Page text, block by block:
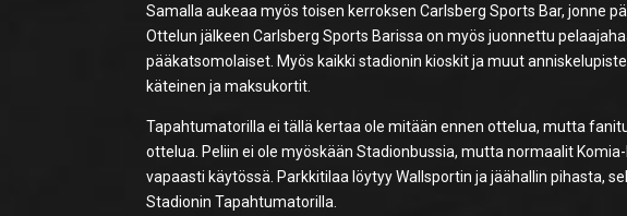
Samalla aukeaa myös toisen kerroksen Carlsberg Sports Bar, jonne
Ottelun jälkeen Carlsberg Sports Barissa on myös juonnettu
pääkatsomolaiset. Myös kaikki stadionin kioskit ja muut
käteinen ja maksukortit.
Tapahtumatorilla ei tällä kertaa ole mitään ennen ottelua, mutta
ottelua. Peliin ei ole myöskään Stadionbussia, mutta normaalit
vapaasti käytössä. Parkkitilaa löytyy Wallsportin ja jäähallin pihasta,
Stadionin Tapahtumatorilla.